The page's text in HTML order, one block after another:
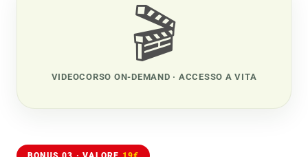
🎬
VIDEOCORSO ON-DEMAND · ACCESSO A VITA